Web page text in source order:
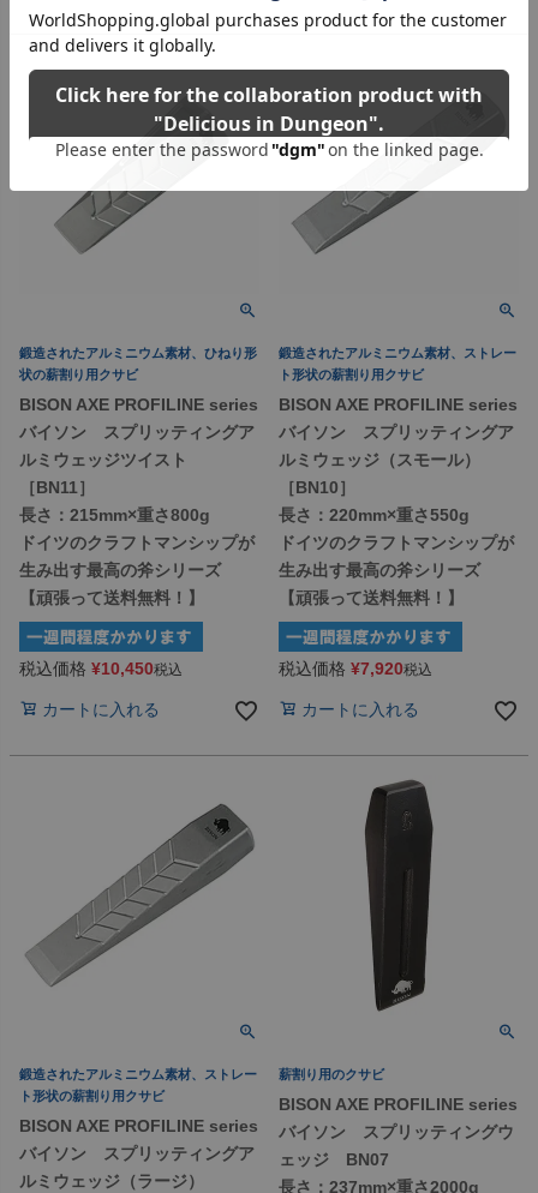
鍛造されたアルミニウム素材、ひねり形
状の薪割り用クサビ
BISON AXE PROFILINE series
バイソン スプリッティングア
ルミウェッジツイスト
［BN11］
長さ：215mm×重さ800g
ドイツのクラフトマンシップが
生み出す最高の斧シリーズ
【頑張って送料無料！】
税込価格 ¥10,450税込
カートに入れる
鍛造されたアルミニウム素材、ストレー
ト形状の薪割り用クサビ
BISON AXE PROFILINE series
バイソン スプリッティングア
ルミウェッジ（スモール）
［BN10］
長さ：220mm×重さ550g
ドイツのクラフトマンシップが
生み出す最高の斧シリーズ
【頑張って送料無料！】
税込価格 ¥7,920税込
カートに入れる
鍛造されたアルミニウム素材、ストレー
ト形状の薪割り用クサビ
BISON AXE PROFILINE series
バイソン スプリッティングア
ルミウェッジ（ラージ）
薪割り用のクサビ
BISON AXE PROFILINE series
バイソン スプリッティングウ
ェッジ BN07
長さ：237mm×重さ2000g